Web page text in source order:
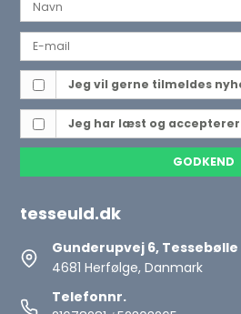
Jeg vil gerne tilmeldes
Jeg har læst og accepterer
GODKEND
tesseuld.dk
Gunderupvej 6, Tessebølle
4681 Herfølge, Danmark
Telefonnr.